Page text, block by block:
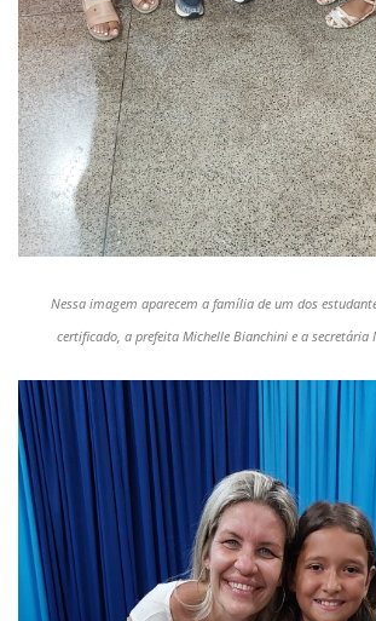
Nessa imagem aparecem a família de um dos
certificado, a prefeita Michelle Bianchini e a secretária